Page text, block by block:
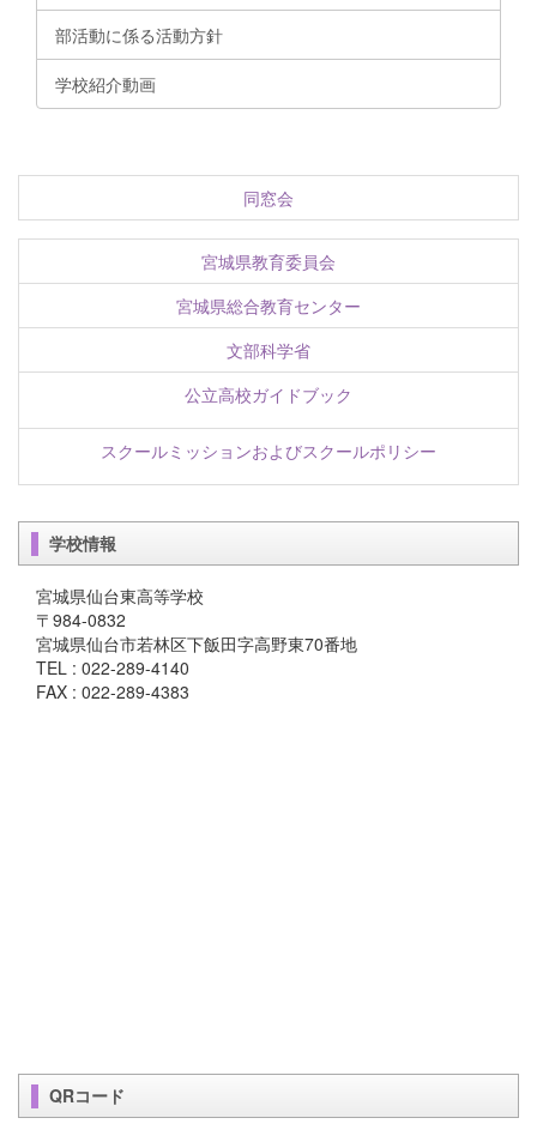
部活動に係る活動方針
学校紹介動画
同窓会
宮城県教育委員会
宮城県総合教育センター
文部科学省
公立高校ガイドブック
スクールミッションおよびスクールポリシー
学校情報
宮城県仙台東高等学校
〒984-0832
宮城県仙台市若林区下飯田字高野東70番地
TEL : 022-289-4140
FAX : 022-289-4383
QRコード